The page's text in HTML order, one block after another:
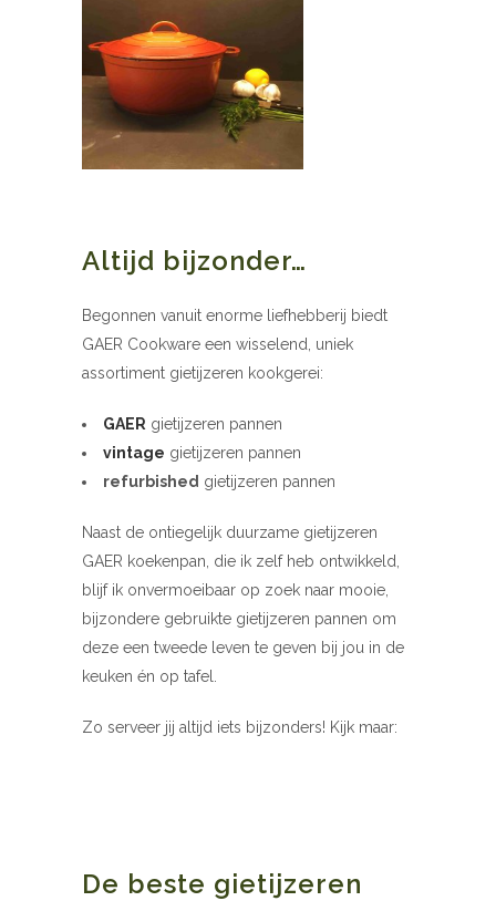
Altijd bijzonder…
Begonnen vanuit enorme liefhebberij biedt
GAER Cookware een wisselend, uniek
assortiment gietijzeren kookgerei:
GAER gietijzeren pannen
vintage gietijzeren pannen
refurbished gietijzeren pannen
Naast de ontiegelijk duurzame gietijzeren
GAER koekenpan, die ik zelf heb ontwikkeld,
blijf ik onvermoeibaar op zoek naar mooie,
bijzondere gebruikte gietijzeren pannen om
deze een tweede leven te geven bij jou in de
keuken én op tafel.
Zo serveer jij altijd iets bijzonders! Kijk maar:
De beste gietijzeren